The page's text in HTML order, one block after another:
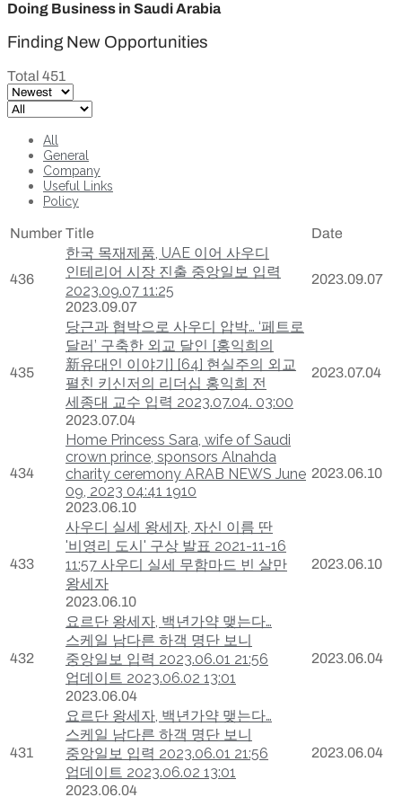
Doing Business in Saudi Arabia
Finding New Opportunities
Total 451
All
General
Company
Useful Links
Policy
Number Title Date
436
한국 목재제품, UAE 이어 사우디
인테리어 시장 진출 중앙일보 입력
2023.09.07 11:25
2023.09.07
2023.09.07
435
당근과 협박으로 사우디 압박… ‘페트로
달러’ 구축한 외교 달인 [홍익희의
新유대인 이야기] [64] 현실주의 외교
펼친 키신저의 리더십 홍익희 전
세종대 교수 입력 2023.07.04. 03:00
2023.07.04
2023.07.04
434
Home Princess Sara, wife of Saudi
crown prince, sponsors Alnahda
charity ceremony ARAB NEWS June
09, 2023 04:41 1910
2023.06.10
2023.06.10
433
사우디 실세 왕세자, 자신 이름 딴
'비영리 도시' 구상 발표 2021-11-16
11:57 사우디 실세 무함마드 빈 살만
왕세자
2023.06.10
2023.06.10
432
요르단 왕세자, 백년가약 맺는다…
스케일 남다른 하객 명단 보니
중앙일보 입력 2023.06.01 21:56
업데이트 2023.06.02 13:01
2023.06.04
2023.06.04
431
요르단 왕세자, 백년가약 맺는다…
스케일 남다른 하객 명단 보니
중앙일보 입력 2023.06.01 21:56
업데이트 2023.06.02 13:01
2023.06.04
2023.06.04